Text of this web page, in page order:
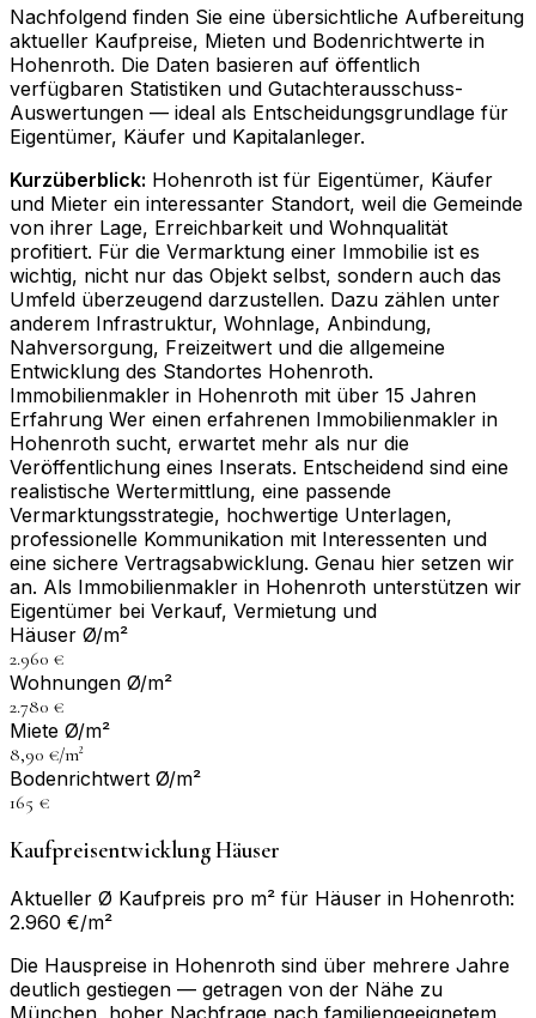
Nachfolgend finden Sie eine übersichtliche Aufbereitung
aktueller Kaufpreise, Mieten und Bodenrichtwerte in
Hohenroth. Die Daten basieren auf öffentlich
verfügbaren Statistiken und Gutachterausschuss-
Auswertungen — ideal als Entscheidungsgrundlage für
Eigentümer, Käufer und Kapitalanleger.
Kurzüberblick: Hohenroth ist für Eigentümer, Käufer
und Mieter ein interessanter Standort, weil die Gemeinde
von ihrer Lage, Erreichbarkeit und Wohnqualität
profitiert. Für die Vermarktung einer Immobilie ist es
wichtig, nicht nur das Objekt selbst, sondern auch das
Umfeld überzeugend darzustellen. Dazu zählen unter
anderem Infrastruktur, Wohnlage, Anbindung,
Nahversorgung, Freizeitwert und die allgemeine
Entwicklung des Standortes Hohenroth.
Immobilienmakler in Hohenroth mit über 15 Jahren
Erfahrung Wer einen erfahrenen Immobilienmakler in
Hohenroth sucht, erwartet mehr als nur die
Veröffentlichung eines Inserats. Entscheidend sind eine
realistische Wertermittlung, eine passende
Vermarktungsstrategie, hochwertige Unterlagen,
professionelle Kommunikation mit Interessenten und
eine sichere Vertragsabwicklung. Genau hier setzen wir
an. Als Immobilienmakler in Hohenroth unterstützen wir
Eigentümer bei Verkauf, Vermietung und
Häuser Ø/m²
2.960 €
Wohnungen Ø/m²
2.780 €
Miete Ø/m²
8,90 €/m²
Bodenrichtwert Ø/m²
165 €
Kaufpreisentwicklung Häuser
Aktueller Ø Kaufpreis pro m² für Häuser in Hohenroth:
2.960 €/m²
Die Hauspreise in Hohenroth sind über mehrere Jahre
deutlich gestiegen — getragen von der Nähe zu
München, hoher Nachfrage nach familiengeeignetem